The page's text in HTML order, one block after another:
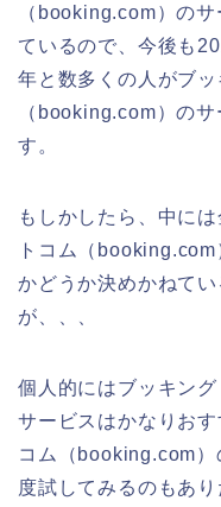
（booking.com）の
ているので、今後も
年と数多くの人がブ
（booking.com）の
す。
もしかしたら、中に
トコム（
かどうか決めかねて
が、、、
個人的にはブッキン
サービスはかなりお
コム（booking.com
度試してみるのもあ